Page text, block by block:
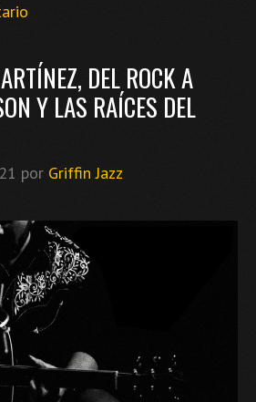
DEL ROCK A
Y LAS RAÍCES DEL
por Griffin Jazz